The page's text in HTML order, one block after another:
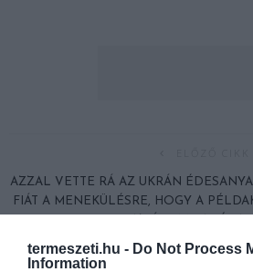
termeszeti.hu - Do Not Process
Information
AZZAL VETTE RÁ AZ UKRÁN
FIÁT A MENEKÜLÉSRE, HOGY A